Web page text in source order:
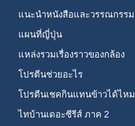
แนะนำหนังสือและวรรณกรรม
แผนที่ญี่ปุ่น
แหล่งรวมเรื่องราวของกล้อง
โปรตีนช่วยอะไร
โปรตีนเชคกินแทนข้าวได้ไหม
ไทบ้านเดอะซีรีส์ ภาค 2